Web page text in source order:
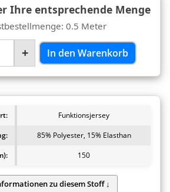
Ihre entsprechende Menge
0.5 Meter
+ In den Warenkorb
Funktionsjersey
85% Polyester, 15% Elasthan
150